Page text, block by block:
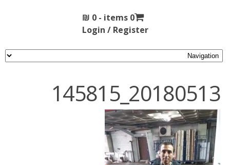
0 items -
₪ 0
Login / Register
20180513_145815